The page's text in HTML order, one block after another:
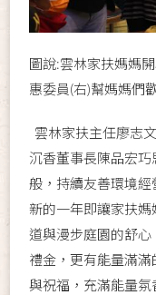
圖說:雲林家扶媽媽
惠委員(右)幫媽媽們
雲林家扶主任廖志
沉香董事長陳品宏
般，持續友善環境
新的一年即讓家扶
道與漫步庭園的舒
禮金，更有能量滿
與祝福，充滿能量氛